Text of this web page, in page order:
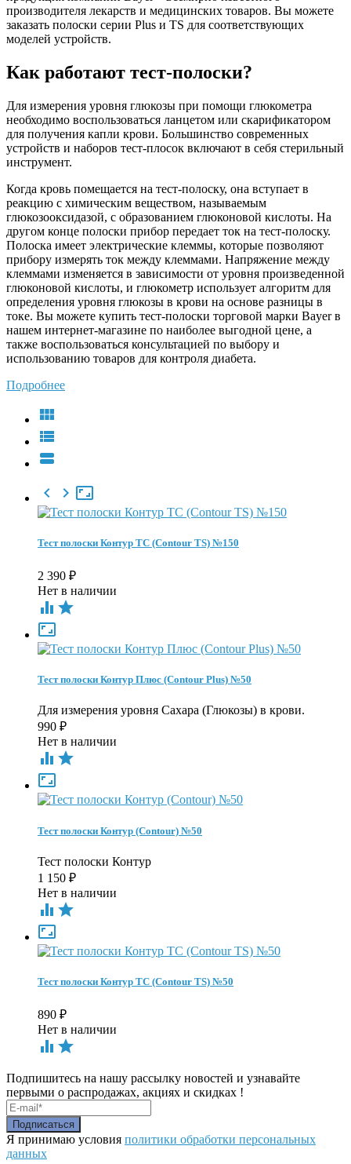
производителя лекарств и медицинских товаров. Вы можете
заказать полоски серии Plus и TS для соответствующих
моделей устройств.
Как работают тест-полоски?
Для измерения уровня глюкозы при помощи глюкометра
необходимо воспользоваться ланцетом или скарификатором
для получения капли крови. Большинство современных
устройств и наборов тест-плосок включают в себя стерильный
инструмент.
Когда кровь помещается на тест-полоску, она вступает в
реакцию с химическим веществом, называемым
глюкозооксидазой, с образованием глюконовой кислоты. На
другом конце полоски прибор передает ток на тест-полоску.
Полоска имеет электрические клеммы, которые позволяют
прибору измерять ток между клеммами. Напряжение между
клеммами изменяется в зависимости от уровня произведенной
глюконовой кислоты, и глюкометр использует алгоритм для
определения уровня глюкозы в крови на основе разницы в
токе. Вы можете купить тест-полоски торговой марки Bayer в
нашем интернет-магазине по наиболее выгодной цене, а
также воспользоваться консультацией по выбору и
использованию товаров для контроля диабета.
Подробнее




 
Тест полоски Контур ТС (Contour TS) №150
2 390 ₽
Нет в наличии
 

Тест полоски Контур Плюс (Contour Plus) №50
Для измерения уровня Сахара (Глюкозы) в крови.
990 ₽
Нет в наличии
 

Тест полоски Контур (Contour) №50
Тест полоски Контур
1 150 ₽
Нет в наличии
 

Тест полоски Контур ТС (Contour TS) №50
890 ₽
Нет в наличии
 
Подпишитесь на нашу рассылку новостей и узнавайте
первыми о распродажах, акциях и скидках !
Я принимаю условия политики обработки персональных
данных